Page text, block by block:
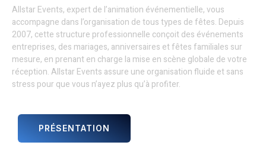
Allstar Events, expert de l’animation événementielle, vous
accompagne dans l’organisation de tous types de fêtes. Depuis
2007, cette structure professionnelle conçoit des événements
entreprises, des mariages, anniversaires et fêtes familiales sur
mesure, en prenant en charge la mise en scène globale de votre
réception. Allstar Events assure une organisation fluide et sans
stress pour que vous n’ayez plus qu’à profiter.
PRÉSENTATION